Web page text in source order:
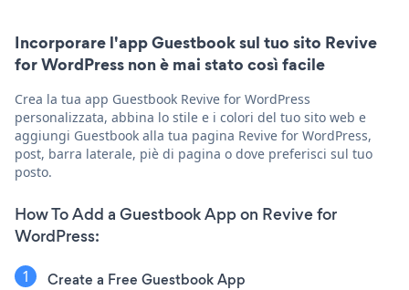
Incorporare l'app Guestbook sul tuo sito Revive
for WordPress non è mai stato così facile
Crea la tua app Guestbook Revive for WordPress
personalizzata, abbina lo stile e i colori del tuo sito web e
aggiungi Guestbook alla tua pagina Revive for WordPress,
post, barra laterale, piè di pagina o dove preferisci sul tuo
posto.
How To Add a Guestbook App on Revive for
WordPress:
Create a Free Guestbook App